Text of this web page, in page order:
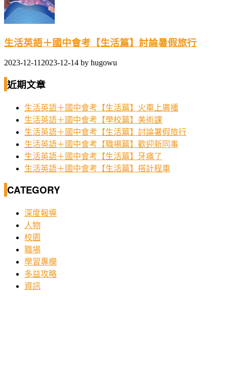
生活英語＋國中會考【生活篇】討論暑假旅行
2023-12-11 2023-12-14 by hugowu
近期文章
生活英語＋國中會考【生活篇】火車上廣播
生活英語＋國中會考【學校篇】美術課
生活英語＋國中會考【生活篇】討論暑假旅行
生活英語＋國中會考【職場篇】歡迎新同事
生活英語＋國中會考【生活篇】牙痛了
生活英語＋國中會考【生活篇】搭計程車
CATEGORY
深度報導
人物
校園
職場
學習專欄
多益攻略
資訊